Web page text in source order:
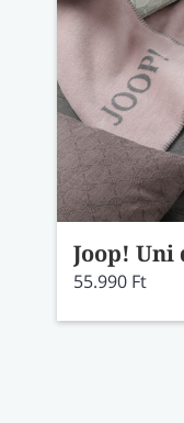
55.990 Ft